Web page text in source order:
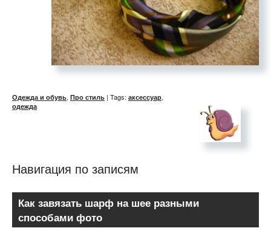
Одежда и обувь, Про стиль | Tags: аксессуар,
одежда
Навигация по записям
Как завязать шарф на шее разными
способами фото